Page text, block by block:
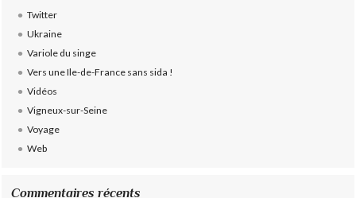
Twitter
Ukraine
Variole du singe
Vers une Ile-de-France sans sida !
Vidéos
Vigneux-sur-Seine
Voyage
Web
Commentaires récents